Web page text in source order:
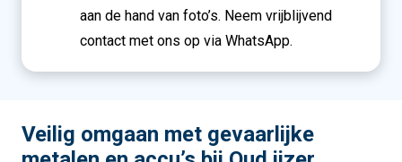
aan de hand van foto’s. Neem vrijblijvend
contact met ons op via WhatsApp.
Veilig omgaan met gevaarlijke